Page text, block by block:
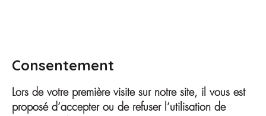
Consentement
Lors de votre première visite sur notre site, il vous est
proposé d’accepter ou de refuser l’utilisation de